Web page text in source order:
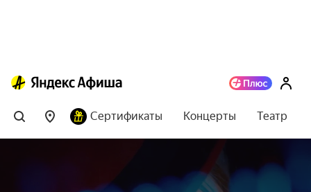
Сертификаты Концерты Театр